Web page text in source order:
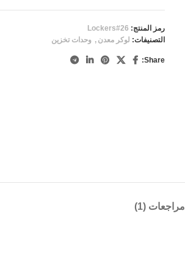
رمز المنتج: Lockers#26
التصنيفات: لوكر معدن , وحدات تخزين
Share:
مراجعات (1)